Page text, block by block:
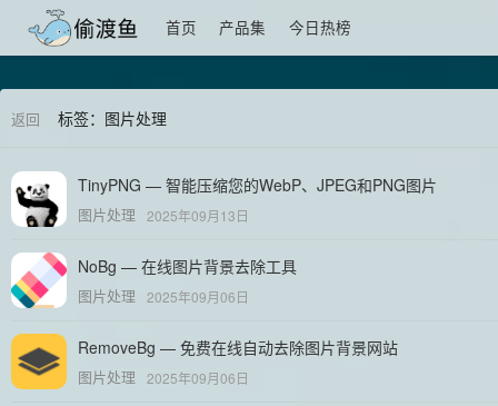
首页 产品集 今日热榜
返回 标签：图片处理
TinyPNG — 智能压缩您的WebP、JPEG和PNG图片
图片处理 2025年09月13日
NoBg — 在线图片背景去除工具
图片处理 2025年09月06日
RemoveBg — 免费在线自动去除图片背景网站
图片处理 2025年09月06日